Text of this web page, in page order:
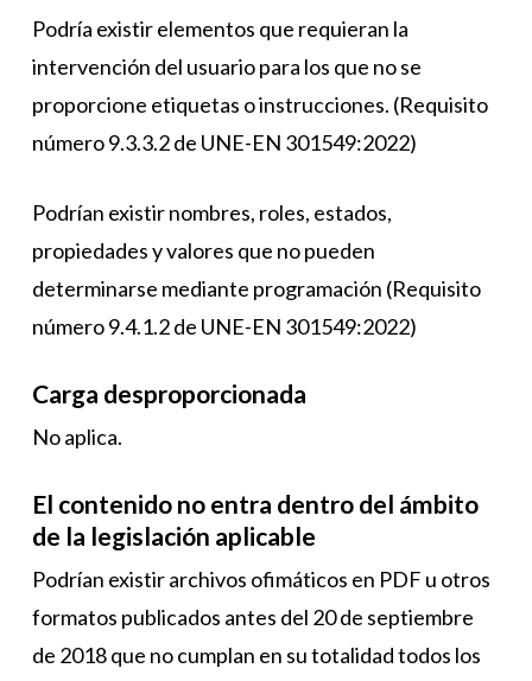
Podría existir elementos que requieran la
intervención del usuario para los que no se
proporcione etiquetas o instrucciones. (Requisito
número 9.3.3.2 de UNE-EN 301549:2022)
Podrían existir nombres, roles, estados,
propiedades y valores que no pueden
determinarse mediante programación (Requisito
número 9.4.1.2 de UNE-EN 301549:2022)
Carga desproporcionada
No aplica.
El contenido no entra dentro del ámbito
de la legislación aplicable
Podrían existir archivos ofimáticos en PDF u otros
formatos publicados antes del 20 de septiembre
de 2018 que no cumplan en su totalidad todos los